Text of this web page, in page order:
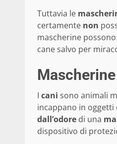
Tuttavia le
certamente non
mascherine
cane salvo per
I cani sono animali
incappano in
dall’odore di una
dispositivo di